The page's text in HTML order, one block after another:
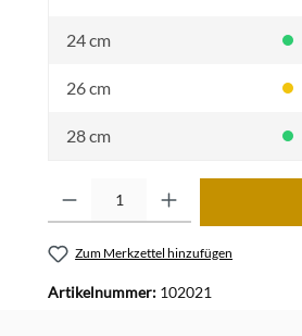
24 cm
26 cm
28 cm
Zum Merkzettel hinzufügen
Artikelnummer: 102021